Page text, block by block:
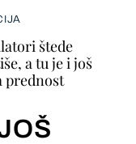
štede
a tu je i još
prednost